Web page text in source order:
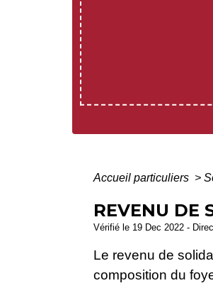
Accueil particuliers >
REVENU DE
Vérifié le 19 Dec 2022 -
Le revenu de
composition du